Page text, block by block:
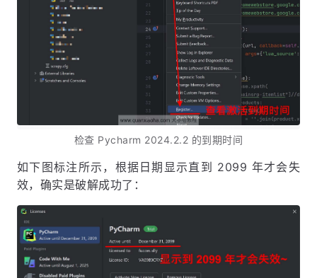
检查 Pycharm 2024.2.2 的到期时间
如下图标注所示，根据日期显示直到 2099 年才会失
效，确实是破解成功了：